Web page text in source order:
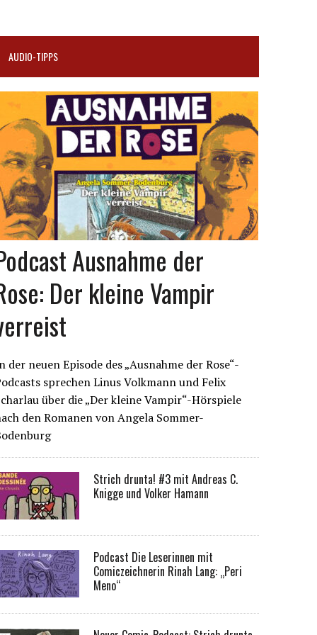
AUDIO-TIPPS
Ausnahme der
Der kleine Vampir
der neuen Episode des „Ausnahme der Rose“-
sprechen Linus Volkmann und Felix
über die „Der kleine Vampir“-Hörspiele
den Romanen von Angela Sommer-
Strich drunta! #3 mit Andreas C.
Knigge und Volker Hamann
Podcast Die Leserinnen mit
Comiczeichnerin Rinah Lang: „Peri
Meno“